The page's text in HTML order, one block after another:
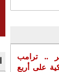
.. ترامب
على أربع